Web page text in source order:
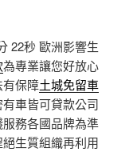
22秒 歐洲影響生
為專業讓您好放心
保障土城免留車
車皆可貸款公司
務各國品牌為準
生質組織再利用